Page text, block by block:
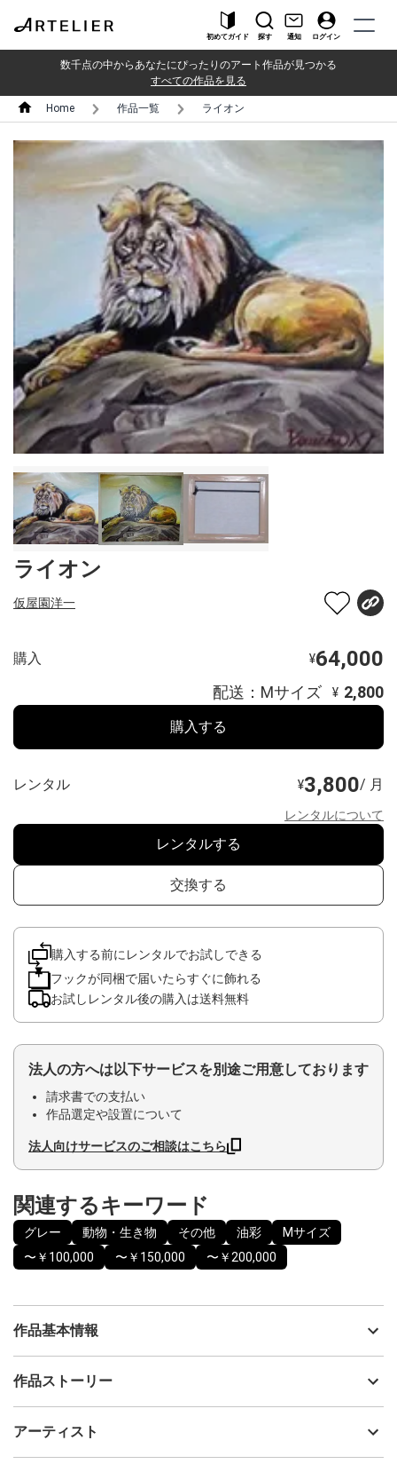
初めてガイド 探す 通知 ログイン
数千点の中からあなたにぴったりのアート作品が見つかる
すべての作品を見る
Home 作品一覧 ライオン
ライオン
仮屋園洋一
購入 ¥64,000
配送：Mサイズ ¥ 2,800
購入する
レンタル ¥3,800/ 月
レンタルについて
レンタルする
交換する
購入する前にレンタルでお試しできる
フックが同梱で届いたらすぐに飾れる
お試しレンタル後の購入は送料無料
法人の方へは以下サービスを別途ご用意しております
請求書での支払い
作品選定や設置について
法人向けサービスのご相談はこちら
関連するキーワード
グレー 動物・生き物 その他 油彩
Mサイズ
〜￥100,000
〜￥150,000 〜￥200,000
作品基本情報
出品者
制作年
作品ストーリー
アーティスト